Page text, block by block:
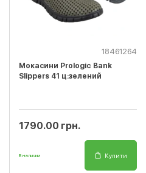
18461264
Мокасини Prologic Bank
Slippers 41 ц:зелений
1790.00 грн.
В наличии Купити